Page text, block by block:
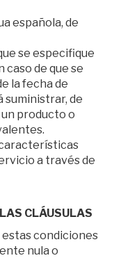
española, de
se especifique
caso de que se
la fecha de
suministrar, de
un producto o
características
a través de
CLÁUSULAS
estas condiciones
nula o